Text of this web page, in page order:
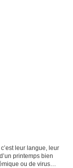
leur langue, leur
printemps bien
ou de virus